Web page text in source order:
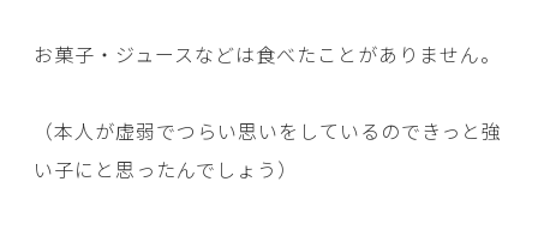
お菓子・ジュースなどは食べたことがありません。
（本人が虚弱でつらい思いをしているのできっと強
い子にと思ったんでしょう）